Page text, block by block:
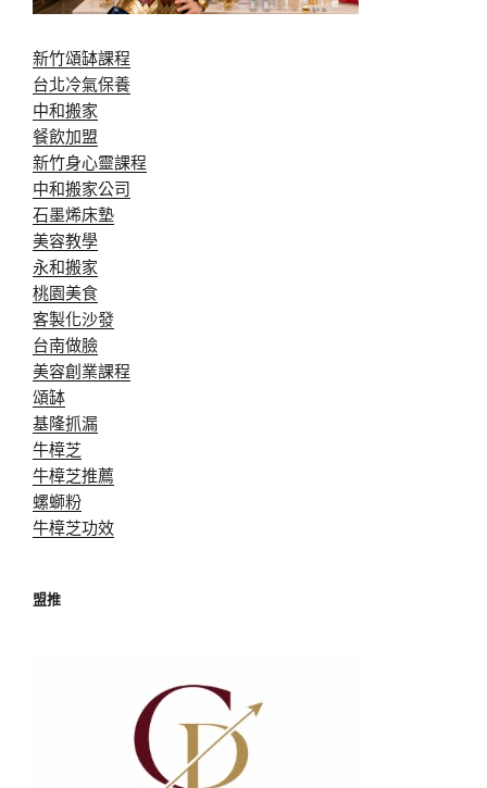
新竹頌缽課程
台北冷氣保養
中和搬家
餐飲加盟
新竹身心靈課程
中和搬家公司
石墨烯床墊
美容教學
永和搬家
桃園美食
客製化沙發
台南做臉
美容創業課程
頌缽
基隆抓漏
牛樟芝
牛樟芝推薦
螺螄粉
牛樟芝功效
盟推